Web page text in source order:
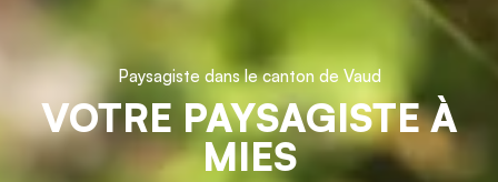
Paysagiste dans le canton de Vaud
VOTRE PAYSAGISTE À
MIES